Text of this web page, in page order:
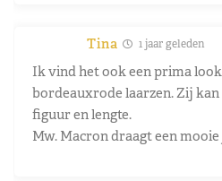
Tina 1 jaar geleden
Ik vind het ook een prima
bordeauxrode laarzen. Zij
figuur en lengte.
Mw. Macron draagt een